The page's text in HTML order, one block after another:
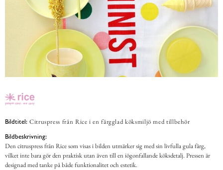
Bildtitel: Citruspress från Rice i en färgglad köksmiljö med tillbehör
Bildbeskrivning:
Den citruspress från Rice som visas i bilden utmärker sig med sin livfulla gula färg,
vilket inte bara gör den praktisk utan även till en iögonfallande köksdetalj. Pressen är
designad med tanke på både funktionalitet och estetik.